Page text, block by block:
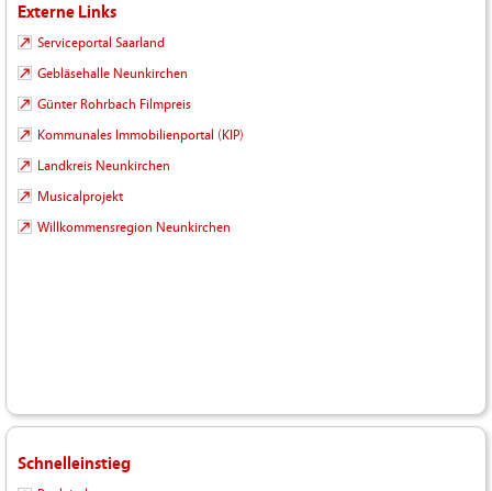
Externe Links
Serviceportal Saarland
Gebläsehalle Neunkirchen
Günter Rohrbach Filmpreis
Kommunales Immobilienportal (KIP)
Landkreis Neunkirchen
Musicalprojekt
Willkommensregion Neunkirchen
Schnelleinstieg